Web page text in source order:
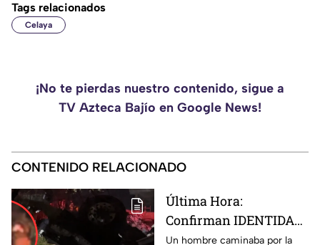
Tags relacionados
Celaya
¡No te pierdas nuestro contenido, sigue a
TV Azteca Bajío en Google News!
CONTENIDO RELACIONADO
Última Hora:
Confirman IDENTIDAD
de uno de los
Un hombre caminaba por la